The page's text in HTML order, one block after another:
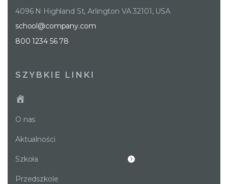
4096 N Highland St, Arlington VA 32101, USA
school@company.com
800 1234 56 78
SZYBKIE LINKI
O nas
Aktualności
Szkoła
Przedszkole